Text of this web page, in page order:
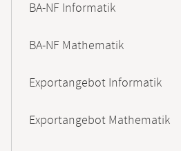
BA-NF Informatik
BA-NF Mathematik
Exportangebot Informatik
Exportangebot Mathematik